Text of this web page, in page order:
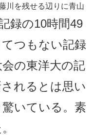
川を残せる辺りに青山
録の10時間49
つもない記録
の東洋大の記
れるとは思い
いている。素